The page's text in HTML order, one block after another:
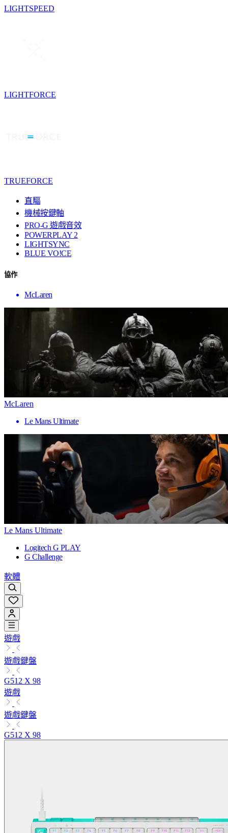
LIGHTSPEED
LIGHTFORCE
TRUEFORCE
直驅
機械按鍵軸
PRO-G 遊戲音效
POWERPLAY 2
LIGHTSYNC
BLUE VO!CE
協作
McLaren
McLaren
Le Mans Ultimate
Le Mans Ultimate
Logitech G PLAY
G Challenge
軟體
遊戲
遊戲鍵盤
G512 X 98
遊戲
遊戲鍵盤
G512 X 98